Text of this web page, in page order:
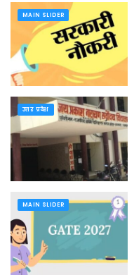
MAIN SLIDER
उत्तर प्रदेश
MAIN SLIDER